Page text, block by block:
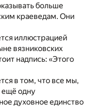
больше
краеведам. Они
иллюстрацией
вязниковских
надпись: «Этого
в том, что все мы,
ещё одну
духовное единство